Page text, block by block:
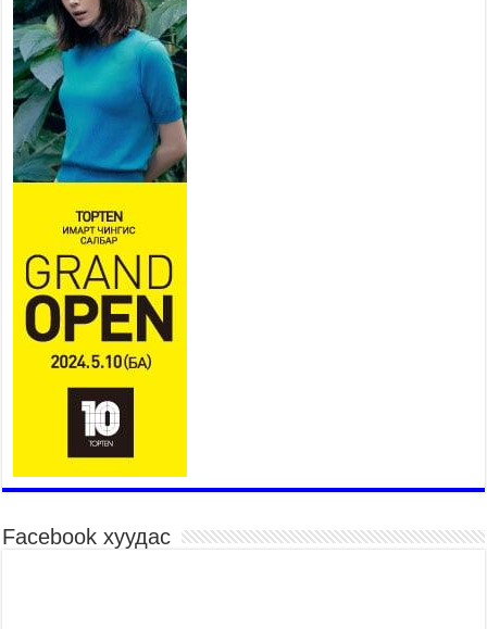
ТӨВ АЙМАГТ ӨВЛИЙН
БЭЛТГЭЛ АЖИЛ 80 ХУВЬТАЙ
ҮРГЭЛЖИЛЖ БАЙНА
2026 оны 7 сар 27 / 9 цаг 51 минут
“Хөдөө аж ахуй, хөдөөгийн
хөгжил төслийн 2 дахь шат”
төслийн хүрээнд 4 банктай
дамжуулан зээлдүүлэх гэрээ
байгууллаа
2026 оны 7 сар 27 / 9 цаг 40 минут
УИХ-ын гишүүн С.Зулпхар: Иргэдийн санал
хууль тогтоох үйл ажиллагааны чухал үндэс
2026 оны 7 сар 27 / 9 цаг 19 минут
Ерөнхий хяналтын хоёр удаагийн сонсголд 345
хүн оролцжээ
2026 оны 7 сар 27 / 9 цаг 13 минут
Хянан шалгах түр хорооны нотлох баримттай
нээлттэй танилцах боломжтой боллоо.
2026 оны 7 сар 23 / 15 цаг 58 минут
Дүүжин замын тээвэр энэ оны 12 дугаар сард
ашиглалтад бүрэн орно
Агаарын бохирдлыг бууруулах бодлогын
Facebook хуудас